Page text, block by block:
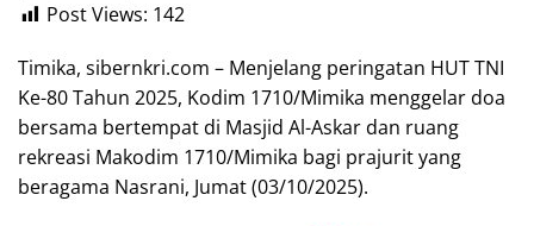
Post Views: 142
Timika, sibernkri.com – Menjelang peringatan HUT TNI
Ke-80 Tahun 2025, Kodim 1710/Mimika menggelar doa
bersama bertempat di Masjid Al-Askar dan ruang
rekreasi Makodim 1710/Mimika bagi prajurit yang
beragama Nasrani, Jumat (03/10/2025).